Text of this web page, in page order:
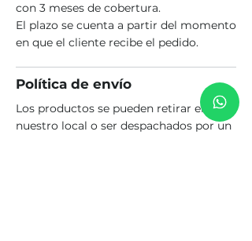
con 3 meses de cobertura.
El plazo se cuenta a partir del momento
en que el cliente recibe el pedido.
Política de envío
Los productos se pueden retirar en
nuestro local o ser despachados por un